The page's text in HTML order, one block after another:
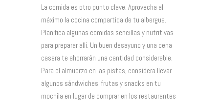
La comida es otro punto clave. Aprovecha al
máximo la cocina compartida de tu albergue.
Planifica algunas comidas sencillas y nutritivas
para preparar allí. Un buen desayuno y una cena
casera te ahorrarán una cantidad considerable.
Para el almuerzo en las pistas, considera llevar
algunos sándwiches, frutas y snacks en tu
mochila en lugar de comprar en los restaurantes